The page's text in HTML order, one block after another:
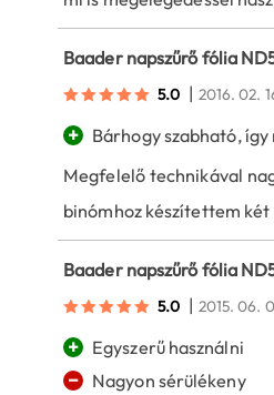
Baader napszűrő fólia
5.0 | 2016. 02.
+
Bárhogy szabható,
Megfelelő technikával
binómhoz készítettem két
Baader napszűrő fólia
5.0 | 2015. 06.
+ Egyszerű használni
−
Nagyon sérülékeny